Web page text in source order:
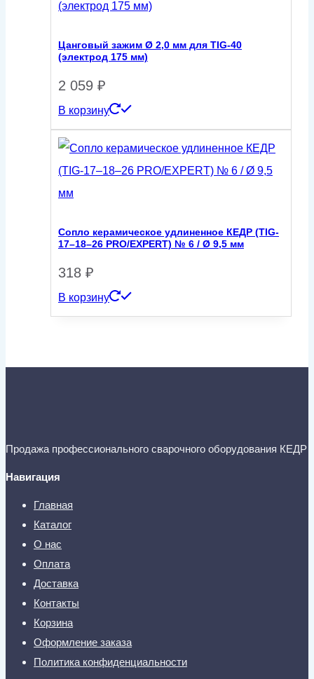
Цанговый зажим Ø 2,0 мм для TIG-40
(электрод 175 мм)
2 059 ₽
В корзину
Сопло керамическое удлиненное КЕДР (TIG-
17–18–26 PRO/EXPERT) № 6 / Ø 9,5 мм
318 ₽
В корзину
Продажа профессионального сварочного оборудования КЕДР
Навигация
Главная
Каталог
О нас
Оплата
Доставка
Контакты
Корзина
Оформление заказа
Политика конфиденциальности